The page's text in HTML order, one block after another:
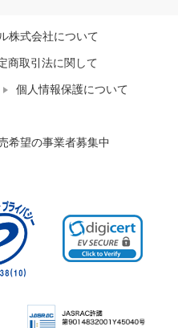
株式会社について
商取引法に関して
個人情報保護について
希望の事業者募集中